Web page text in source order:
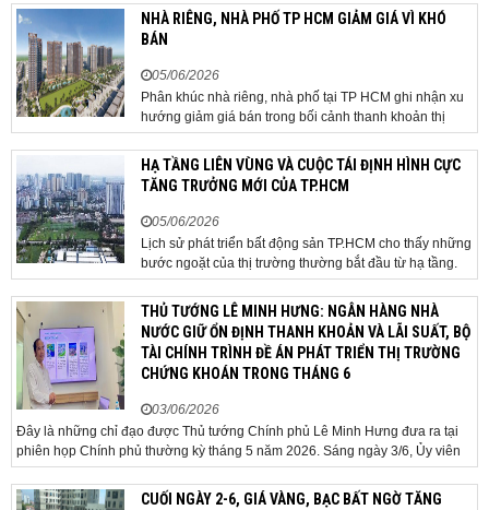
phương án hạ tầng mang tính đột phá khi đề xuất xây
dựng tuyến hầm ngầm xuyên qua khu vực sân...
NHÀ RIÊNG, NHÀ PHỐ TP HCM GIẢM GIÁ VÌ KHÓ
BÁN
05/06/2026
Phân khúc nhà riêng, nhà phố tại TP HCM ghi nhận xu
hướng giảm giá bán trong bối cảnh thanh khoản thị
trường suy yếu, người mua thận trọng. Sau hơn 5 tháng
rao bán căn nhà trong hẻm khu vực Bảy Hiền, anh
Minh, một chủ nhà tại TP HCM, chấp nhận hạ giá...
HẠ TẦNG LIÊN VÙNG VÀ CUỘC TÁI ĐỊNH HÌNH CỰC
TĂNG TRƯỞNG MỚI CỦA TP.HCM
05/06/2026
Lịch sử phát triển bất động sản TP.HCM cho thấy những
bước ngoặt của thị trường thường bắt đầu từ hạ tầng.
Khi các tuyến kết nối liên vùng đồng loạt tăng tốc, cấu
trúc phát triển đô thị đang dần thay đổi, mở ra những
hành lang tăng trưởng mới và kéo theo quá...
THỦ TƯỚNG LÊ MINH HƯNG: NGÂN HÀNG NHÀ
NƯỚC GIỮ ỔN ĐỊNH THANH KHOẢN VÀ LÃI SUẤT, BỘ
TÀI CHÍNH TRÌNH ĐỀ ÁN PHÁT TRIỂN THỊ TRƯỜNG
CHỨNG KHOÁN TRONG THÁNG 6
03/06/2026
Đây là những chỉ đạo được Thủ tướng Chính phủ Lê Minh Hưng đưa ra tại
phiên họp Chính phủ thường kỳ tháng 5 năm 2026. Sáng ngày 3/6, Ủy viên
Bộ Chính trị, Bí thư Đảng ủy Chính phủ, Thủ tướng Chính phủ Lê Minh Hưng
đã chủ trì phiên họp Chính phủ thường...CUỐI NGÀY 2-6, GIÁ VÀNG, BẠC BẤT NGỜ TĂNG